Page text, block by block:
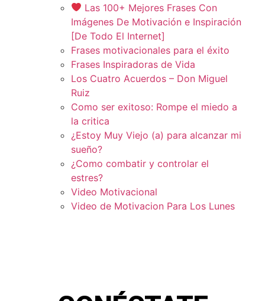
Las 100+ Mejores Frases Con
Imágenes De Motivación e Inspiración
[De Todo El Internet]
Frases motivacionales para el éxito
Frases Inspiradoras de Vida
Los Cuatro Acuerdos – Don Miguel
Ruiz
Como ser exitoso: Rompe el miedo a
la critica
¿Estoy Muy Viejo (a) para alcanzar mi
sueño?
¿Como combatir y controlar el
estres?
Video Motivacional
Video de Motivacion Para Los Lunes